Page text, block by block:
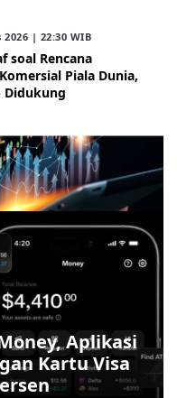
| 22:30 WIB
soal Rencana
Piala Dunia,
Didukung
Aplikasi
Kartu Visa